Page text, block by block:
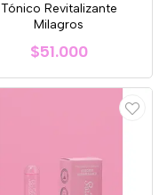
Tónico Revitalizante
Milagros
$51.000